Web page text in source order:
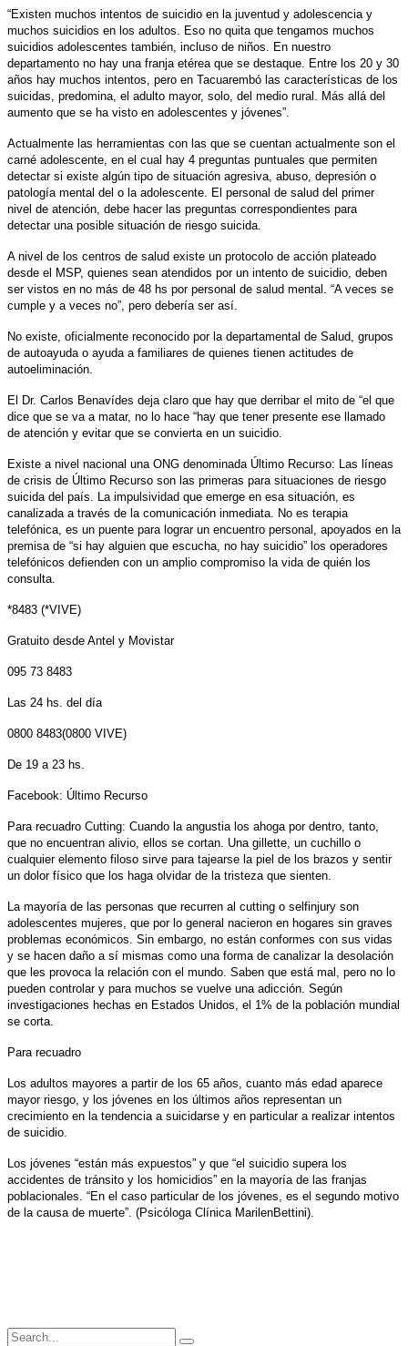
“Existen muchos intentos de suicidio en la juventud y adolescencia y
muchos suicidios en los adultos. Eso no quita que tengamos muchos
suicidios adolescentes también, incluso de niños. En nuestro
departamento no hay una franja etérea que se destaque. Entre los 20 y 30
años hay muchos intentos, pero en Tacuarembó las características de los
suicidas, predomina, el adulto mayor, solo, del medio rural. Más allá del
aumento que se ha visto en adolescentes y jóvenes”.
Actualmente las herramientas con las que se cuentan actualmente son el
carné adolescente, en el cual hay 4 preguntas puntuales que permiten
detectar si existe algún tipo de situación agresiva, abuso, depresión o
patología mental del o la adolescente. El personal de salud del primer
nivel de atención, debe hacer las preguntas correspondientes para
detectar una posible situación de riesgo suicida.
A nivel de los centros de salud existe un protocolo de acción plateado
desde el MSP, quienes sean atendidos por un intento de suicidio, deben
ser vistos en no más de 48 hs por personal de salud mental. “A veces se
cumple y a veces no”, pero debería ser así.
No existe, oficialmente reconocido por la departamental de Salud, grupos
de autoayuda o ayuda a familiares de quienes tienen actitudes de
autoeliminación.
El Dr. Carlos Benavídes deja claro que hay que derribar el mito de “el que
dice que se va a matar, no lo hace “hay que tener presente ese llamado
de atención y evitar que se convierta en un suicidio.
Existe a nivel nacional una ONG denominada Último Recurso: Las líneas
de crisis de Último Recurso son las primeras para situaciones de riesgo
suicida del país. La impulsividad que emerge en esa situación, es
canalizada a través de la comunicación inmediata. No es terapia
telefónica, es un puente para lograr un encuentro personal, apoyados en la
premisa de “si hay alguien que escucha, no hay suicidio” los operadores
telefónicos defienden con un amplio compromiso la vida de quién los
consulta.
*8483 (*VIVE)
Gratuito desde Antel y Movistar
095 73 8483
Las 24 hs. del día
0800 8483(0800 VIVE)
De 19 a 23 hs.
Facebook: Último Recurso
Para recuadro Cutting: Cuando la angustia los ahoga por dentro, tanto,
que no encuentran alivio, ellos se cortan. Una gillette, un cuchillo o
cualquier elemento filoso sirve para tajearse la piel de los brazos y sentir
un dolor físico que los haga olvidar de la tristeza que sienten.
La mayoría de las personas que recurren al cutting o selfinjury son
adolescentes mujeres, que por lo general nacieron en hogares sin graves
problemas económicos. Sin embargo, no están conformes con sus vidas
y se hacen daño a sí mismas como una forma de canalizar la desolación
que les provoca la relación con el mundo. Saben que está mal, pero no lo
pueden controlar y para muchos se vuelve una adicción. Según
investigaciones hechas en Estados Unidos, el 1% de la población mundial
se corta.
Para recuadro
Los adultos mayores a partir de los 65 años, cuanto más edad aparece
mayor riesgo, y los jóvenes en los últimos años representan un
crecimiento en la tendencia a suicidarse y en particular a realizar intentos
de suicidio.
Los jóvenes “están más expuestos” y que “el suicidio supera los
accidentes de tránsito y los homicidios” en la mayoría de las franjas
poblacionales. “En el caso particular de los jóvenes, es el segundo motivo
de la causa de muerte”. (Psicóloga Clínica MarilenBettini).